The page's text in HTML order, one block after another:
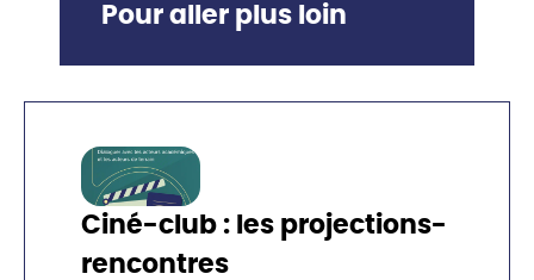
Pour aller plus loin
Ciné-club : les projections-
rencontres